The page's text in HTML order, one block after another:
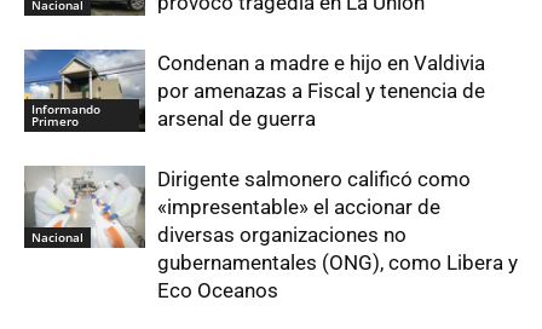
Nacional
Informando
Primero
Condenan a madre e hijo en Valdivia
por amenazas a Fiscal y tenencia de
arsenal de guerra
Nacional
Dirigente salmonero calificó como
«impresentable» el accionar de
diversas organizaciones no
gubernamentales (ONG), como Libera y
Eco Oceanos